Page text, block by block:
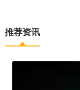
推荐资讯